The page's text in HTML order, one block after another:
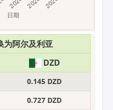
为阿尔及利亚
DZD
0.145 DZD
0.727 DZD